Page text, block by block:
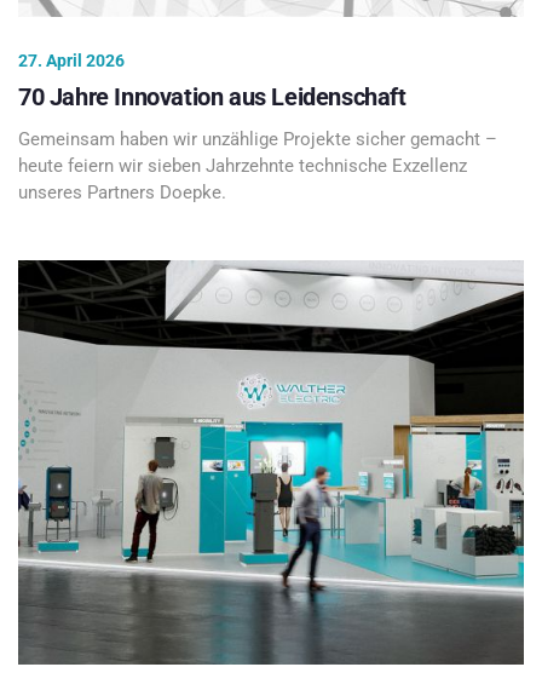
27. April 2026
70 Jahre Innovation aus Leidenschaft
Gemeinsam haben wir unzählige Projekte sicher gemacht –
heute feiern wir sieben Jahrzehnte technische Exzellenz
unseres Partners Doepke.